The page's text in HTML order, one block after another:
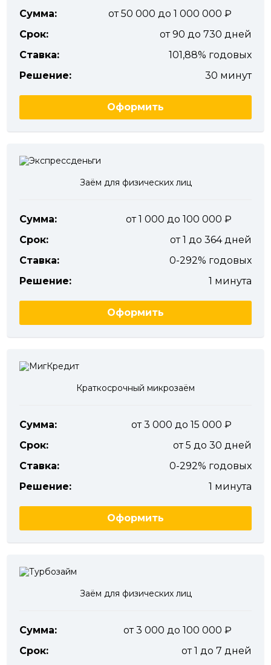
Сумма:
от 50 000 до 1 000 000
Срок:
от 90 до 730 дней
Ставка:
101,88% годовых
Решение:
30 минут
Оформить
Заём для физических лиц
Сумма:
от 1 000 до 100 000
Срок:
от 1 до 364 дней
Ставка:
0-292% годовых
Решение:
1 минута
Оформить
Краткосрочный микрозаём
Сумма:
от 3 000 до 15 000
Срок:
от 5 до 30 дней
Ставка:
0-292% годовых
Решение:
1 минута
Оформить
Заём для физических лиц
Сумма:
от 3 000 до 100 000
Срок:
от 1 до 7 дней